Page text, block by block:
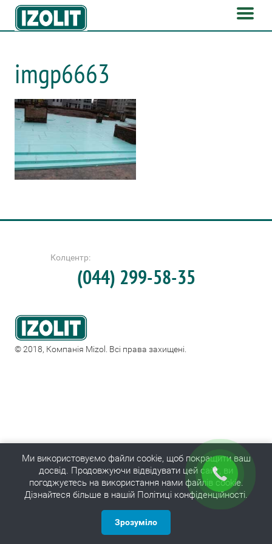
imgp6663
© 2018, Компанія Mizol. Всі права захищені.
Колцентр:
(044) 299-58-35
Ми використовуємо файли cookie, щоб покращити ваш
досвід. Продовжуючи відвідувати цей сайт, ви
погоджуєтесь на використання нами файлів cookie.
Дізнайтеся більше в нашій Політиці конфіденційності.
Зрозуміло